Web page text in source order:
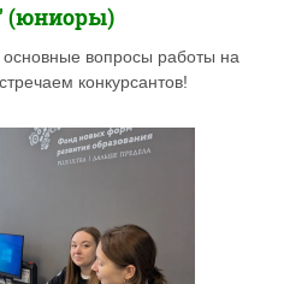
(юниоры)
вопросы работы на
конкурсантов!